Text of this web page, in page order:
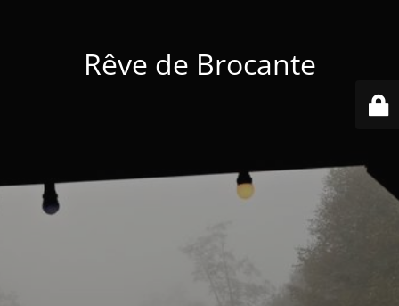
Rêve de Brocante